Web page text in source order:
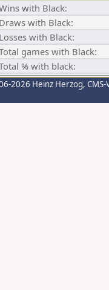
with Black:
Draws with Black:
Losses with Black:
games with Black:
% with black:
2026 Heinz Herzog,